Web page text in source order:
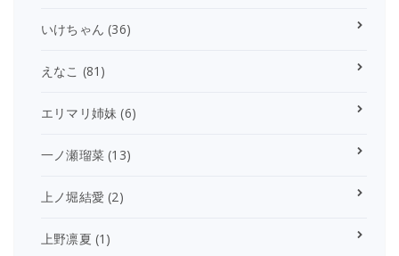
いけちゃん (36)
えなこ (81)
エリマリ姉妹 (6)
一ノ瀬瑠菜 (13)
上ノ堀結愛 (2)
上野凛夏 (1)